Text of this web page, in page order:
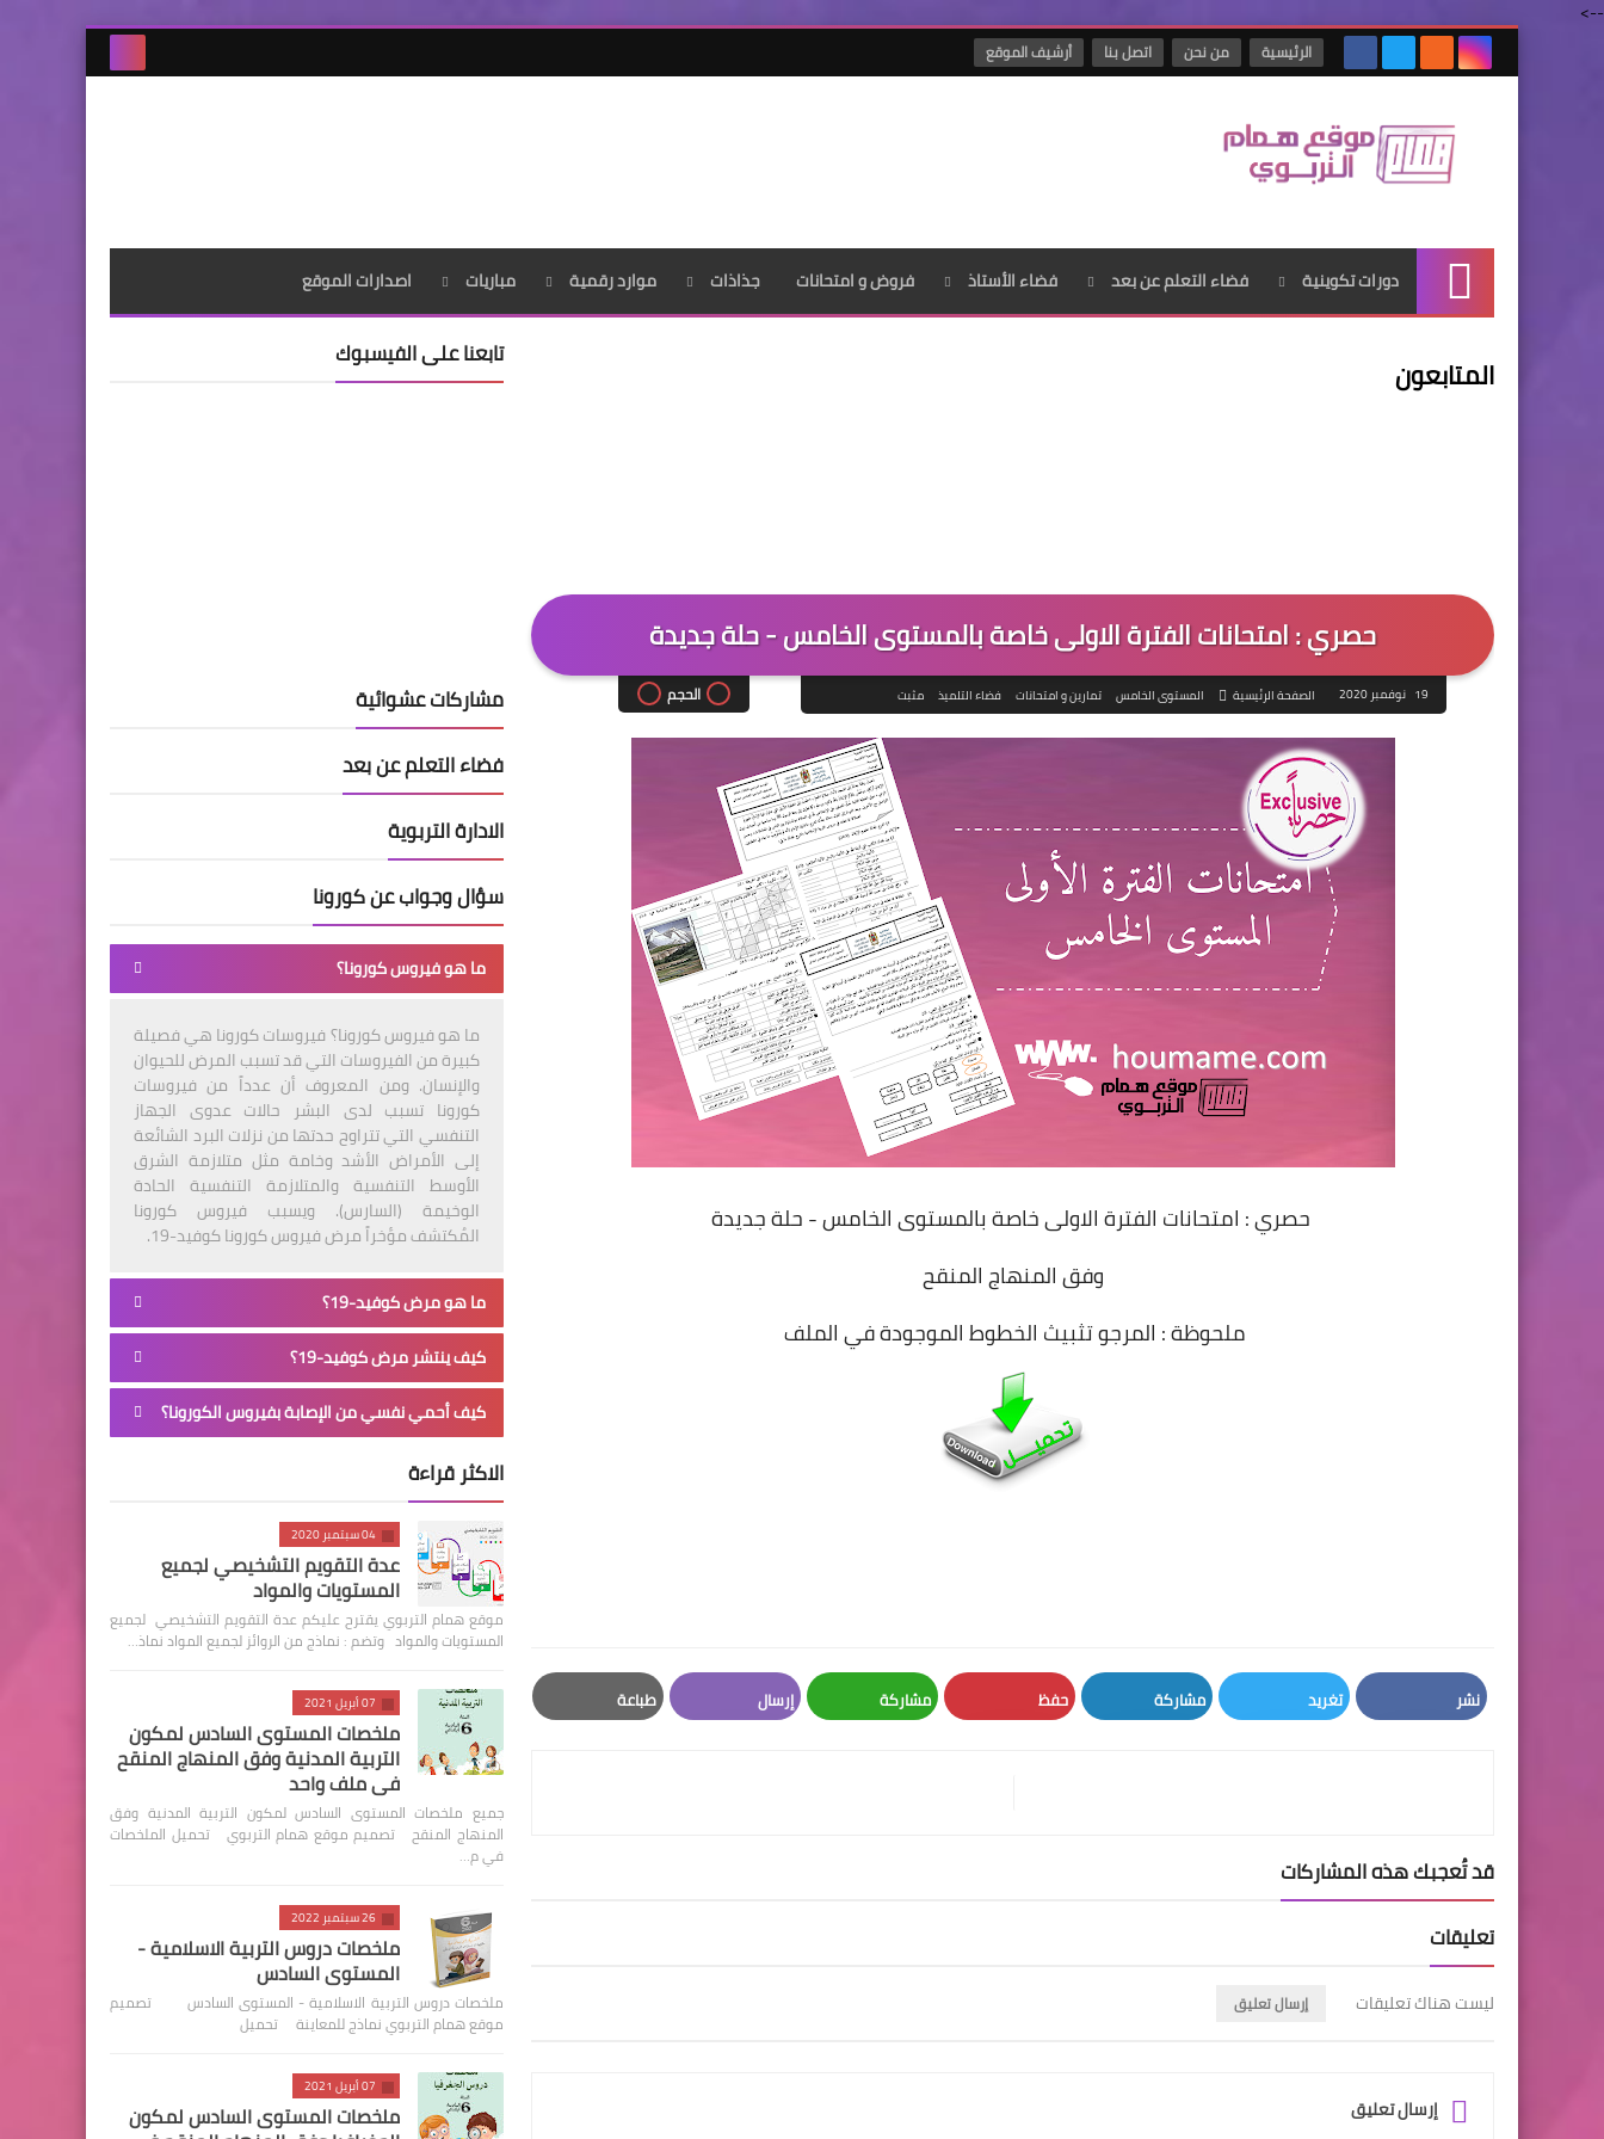
-->
الرئيسية من نحن اتصل بنا أرشيف الموقع
الرئيسية
دورات تكوينية فضاء التعلم عن بعد فضاء الأستاذ فروض و امتحانات جذاذات موارد رقمية مباريات اصدارات الموقع
المتابعون
حصري : امتحانات الفترة الاولى خاصة بالمستوى الخامس - حلة جديدة
19 نوفمبر 2020 الصفحة الرئيسية المستوى الخامس تمارين و امتحانات فضاء التلميذ مثبت الحجم
حصري : امتحانات الفترة الاولى خاصة بالمستوى الخامس - حلة جديدة
وفق المنهاج المنقح
ملحوظة : المرجو تثبيث الخطوط الموجودة في الملف
نشر تغريد مشاركة حفظ مشاركة إرسال طباعة
قد تُعجبك هذه المشاركات
تعليقات
ليست هناك تعليقات إرسال تعليق
إرسال تعليق
تابعنا على الفيسبوك
مشاركات عشوائية
فضاء التعلم عن بعد
الادارة التربوية
سؤال وجواب عن كورونا
ما هو فيروس كورونا؟
ما هو فيروس كورونا؟ فيروسات كورونا هي فصيلة
كبيرة من الفيروسات التي قد تسبب المرض للحيوان
والإنسان. ومن المعروف أن عدداً من فيروسات
كورونا تسبب لدى البشر حالات عدوى الجهاز
التنفسي التي تتراوح حدتها من نزلات البرد الشائعة
إلى الأمراض الأشد وخامة مثل متلازمة الشرق
الأوسط التنفسية والمتلازمة التنفسية الحادة
الوخيمة (السارس). ويسبب فيروس كورونا
المُكتشف مؤخراً مرض فيروس كورونا كوفيد-19.
ما هو مرض كوفيد-19؟
كيف ينتشر مرض كوفيد-19؟
كيف أحمي نفسي من الإصابة بفيروس الكورونا؟
الاكثر قراءة
04 سبتمبر 2020
عدة التقويم التشخيصي لجميع
المستويات والمواد
موقع همام التربوي يقترح عليكم عدة التقويم التشخيصي لجميع
المستويات والمواد وتضم : نماذج من الروائز لجميع المواد نماذ…
07 أبريل 2021
ملخصات المستوى السادس لمكون
التربية المدنية وفق المنهاج المنقح
في ملف واحد
جميع ملخصات المستوى السادس لمكون التربية المدنية وفق
المنهاج المنقح تصميم موقع همام التربوي تحميل الملخصات
في م…
26 سبتمبر 2022
ملخصات دروس التربية الاسلامية -
المستوى السادس
ملخصات دروس التربية الاسلامية - المستوى السادس تصميم
موقع همام التربوي نماذج للمعاينة تحميل
07 أبريل 2021
ملخصات المستوى السادس لمكون